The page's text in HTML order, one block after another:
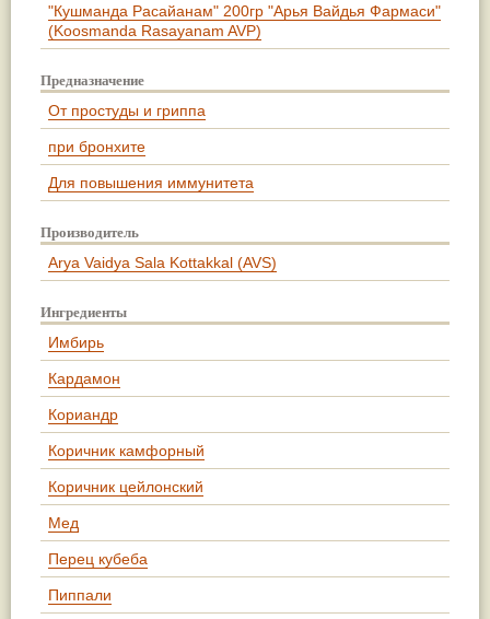
"Кушманда Расайанам" 200гр "Арья Вайдья Фармаси"
(Koosmanda Rasayanam AVP)
Предназначение
От простуды и гриппа
при бронхите
Для повышения иммунитета
Производитель
Arya Vaidya Sala Kottakkal (AVS)
Ингредиенты
Имбирь
Кардамон
Кориандр
Коричник камфорный
Коричник цейлонский
Мед
Перец кубеба
Пиппали